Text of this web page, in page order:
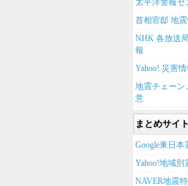
太平洋警報セ
首相官邸 地
NHK 各放送
報
Yahoo! 災害情
地震チェーン
意
まとめサイト
Google東日本
Yahoo!地域別
NAVER地震